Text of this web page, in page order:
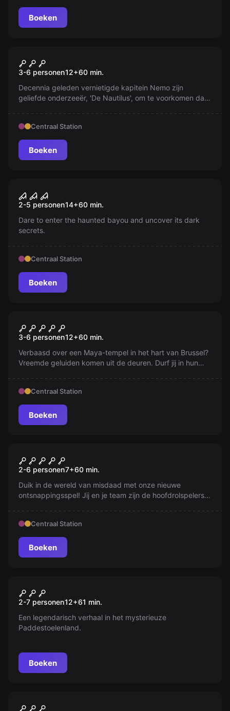
Boeken
Nautilus
3-6 personen12+60 min.
Decennia geleden vernietigde kapitein Nemo zijn
geliefde onderzeeër, 'De Nautilus', om te voorkomen dat
Centraal Station
Boeken
Nieuw
Bloodshed Bayou
2-5 personen14+60 min.
Dare to enter the haunted bayou and uncover its dark
secrets.
Centraal Station
Boeken
Mayan Temple
3-6 personen12+60 min.
Verbaasd over een Maya-tempel in het hart van Brussel?
Vreemde geluiden komen uit de deuren. Durf jij in hun
Centraal Station
Boeken
Bank Overval
2-6 personen7+60 min.
Duik in de wereld van misdaad met onze nieuwe
ontsnappingsspel! Jij en je team zijn de hoofdrolspelers
Centraal Station
Boeken
Nieuw
Mario Bros® 'en de verloren
superstar'© gebasseerd
2-7 personen12+61 min.
Een legendarisch verhaal in het mysterieuze
Paddestoelenland.
Boeken
World City Trail